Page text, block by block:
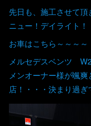
先日も、施工させて
ニュー！デイライト！
お車はこちら～～～～
メルセデスベンツ
メンオーナー様が颯
店！・・・決まり過ぎ